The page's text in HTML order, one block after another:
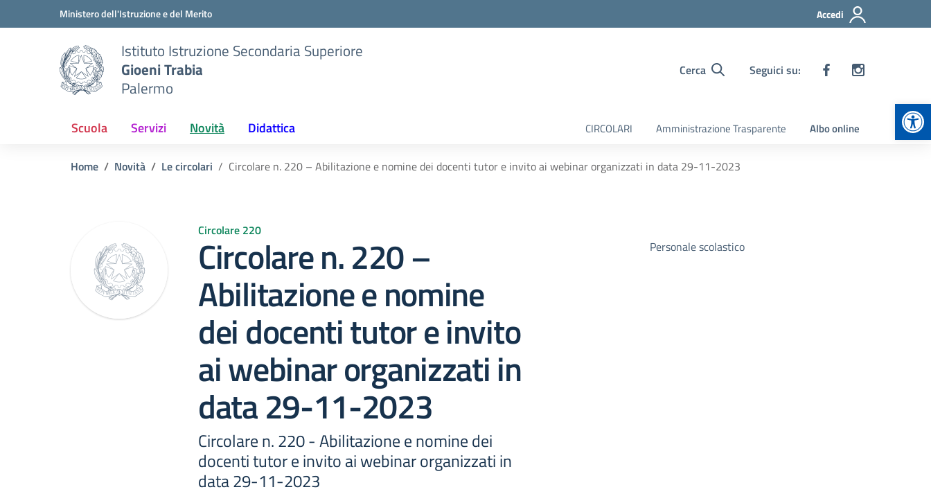
Vai ai contenuti
Vai al menu di navigazioneMinistero dell'Istruzione e del Merito Accedi
Istituto Istruzione Secondaria Superiore
Gioeni Trabia
Palermo
Cerca Seguici su:
Scuola Servizi Novità Didattica CIRCOLARI Amministrazione Trasparente Albo online
Home Novità Le circolari Circolare n. 220 – Abilitazione e nomine dei docenti tutor e invito ai webinar organizzati in data 29-11-2023
Circolare 220
Circolare n. 220 –
Abilitazione e nomine
dei docenti tutor e invito
ai webinar organizzati in
data 29-11-2023
Circolare n. 220 - Abilitazione e nomine dei
docenti tutor e invito ai webinar organizzati in
data 29-11-2023
Personale scolastico